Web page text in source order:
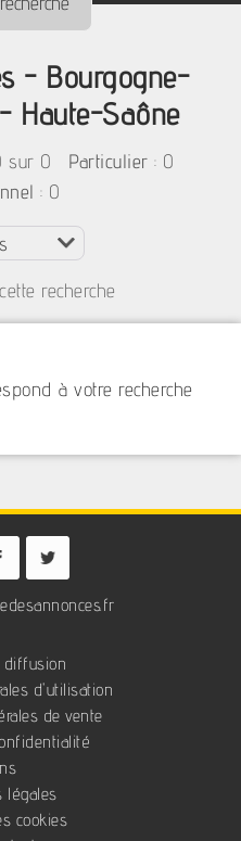
- Bourgogne-
Haute-Saône
sur 0 Particulier : 0
: 0
recherche
à votre recherche
diffusion
d'utilisation
de vente
légales
cookies